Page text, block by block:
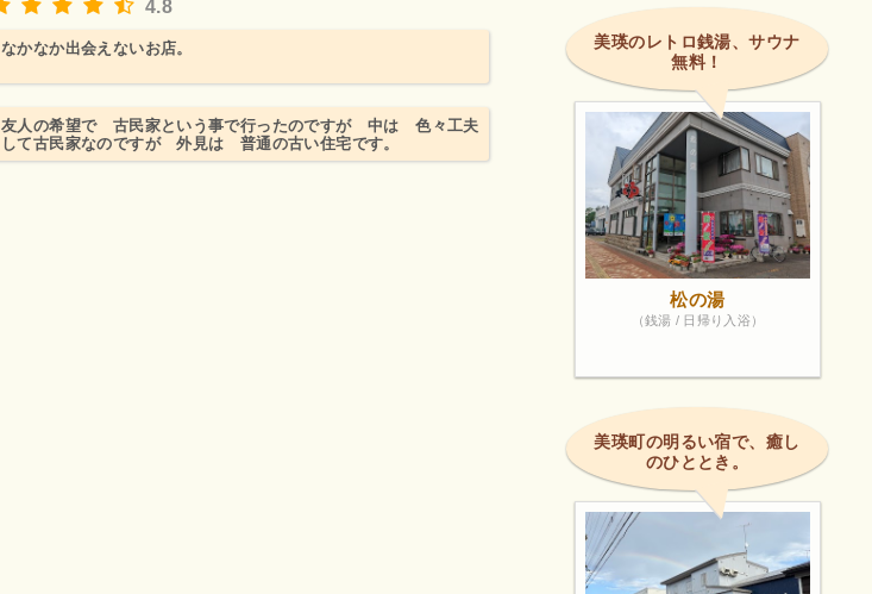
4.8
なかなか出会えないお店。
友人の希望で 古民家という事で行ったのですが 中は 色々工夫
して古民家なのですが 外見は 普通の古い住宅です。
美瑛のレトロ銭湯、サウナ
無料！
松の湯
（銭湯 / 日帰り入浴）
美瑛町の明るい宿で、癒し
のひととき。